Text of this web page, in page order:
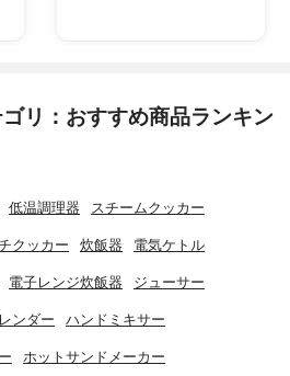
リ：おすすめ商品ランキン
低温調理器 スチームクッカー
クッカー 炊飯器 電気ケトル
電子レンジ炊飯器 ジューサー
ンダー ハンドミキサー
ホットサンドメーカー